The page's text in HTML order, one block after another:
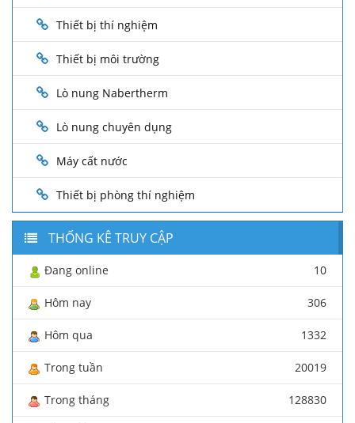
Thiết bị thí nghiệm
Thiết bị môi trường
Lò nung Nabertherm
Lò nung chuyên dụng
Máy cất nước
Thiết bị phòng thí nghiệm
THỐNG KÊ TRUY CẬP
Đang online 10
Hôm nay 306
Hôm qua 1332
Trong tuần 20019
Trong tháng 128830